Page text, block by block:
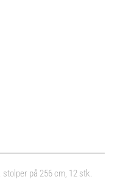
på 256 cm, 12 stk.